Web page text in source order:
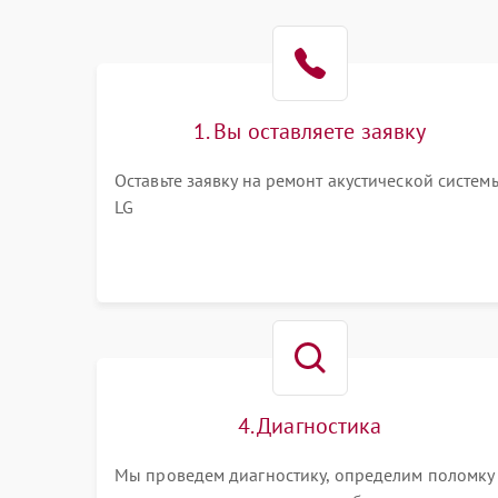
1. Вы оставляете заявку
Оставьте заявку на ремонт акустической
LG
4. Диагностика
Мы проведем диагностику, определим поломку